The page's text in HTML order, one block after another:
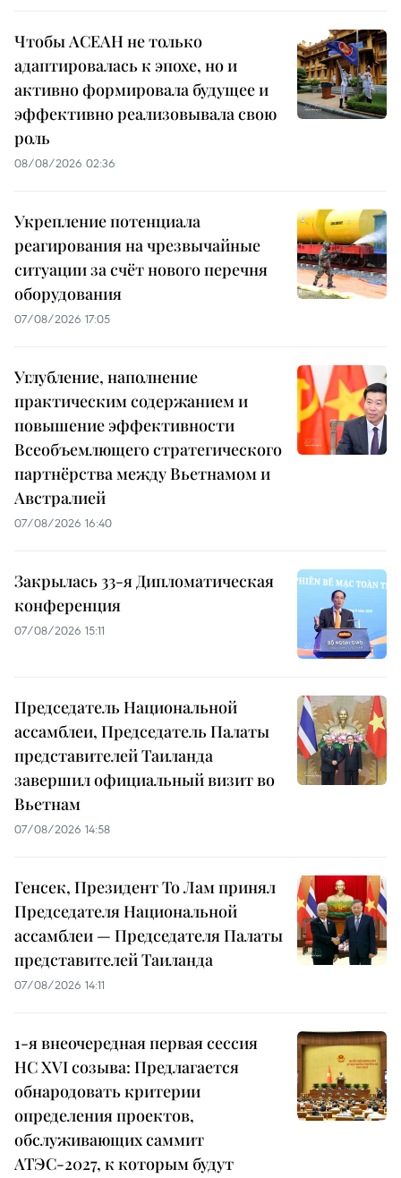
Чтобы АСЕАН не только
адаптировалась к эпохе, но и
активно формировала будущее и
эффективно реализовывала свою
роль
08/08/2026 02:36
Укрепление потенциала
реагирования на чрезвычайные
ситуации за счёт нового перечня
оборудования
07/08/2026 17:05
Углубление, наполнение
практическим содержанием и
повышение эффективности
Всеобъемлющего стратегического
партнёрства между Вьетнамом и
Австралией
07/08/2026 16:40
Закрылась 33-я Дипломатическая
конференция
07/08/2026 15:11
Председатель Национальной
ассамблеи, Председатель Палаты
представителей Таиланда
завершил официальный визит во
Вьетнам
07/08/2026 14:58
Генсек, Президент То Лам принял
Председателя Национальной
ассамблеи — Председателя Палаты
представителей Таиланда
07/08/2026 14:11
1-я внеочередная первая сессия
НС XVI созыва: Предлагается
обнародовать критерии
определения проектов,
обслуживающих саммит
АТЭС-2027, к которым будут